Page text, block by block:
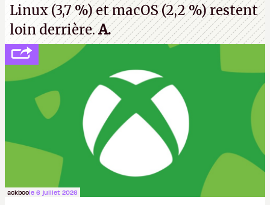
Linux (3,7 %) et macOS (2,2 %) restent
loin derrière.A.
ackboole 6 juillet 2026